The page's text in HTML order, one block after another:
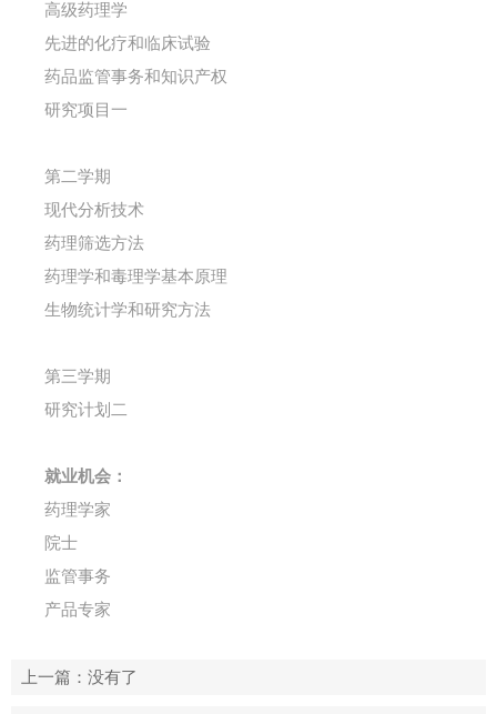
高级药理学
先进的化疗和临床试验
药品监管事务和知识产权
研究项目一
第二学期
现代分析技术
药理筛选方法
药理学和毒理学基本原理
生物统计学和研究方法
第三学期
研究计划二
就业机会：
药理学家
院士
监管事务
产品专家
上一篇 ：没有了